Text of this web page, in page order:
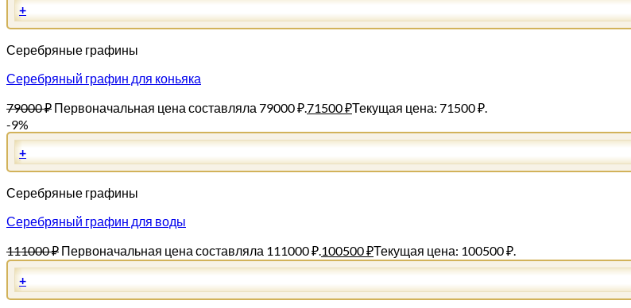
+
Серебряные графины
Серебряный графин для коньяка
79000₽ Первоначальная цена составляла 79000 ₽.71500₽Текущая цена: 71500 ₽.
-9%
+
Серебряные графины
Серебряный графин для воды
111000₽ Первоначальная цена составляла 111000 ₽. 100500₽Текущая цена: 100500 ₽.
+